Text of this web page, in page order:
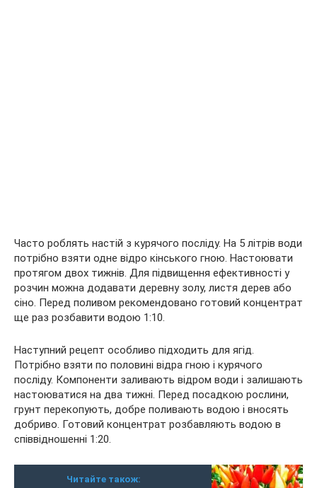
Часто роблять настій з курячого посліду. На 5 літрів води
потрібно взяти одне відро кінського гною. Настоювати
протягом двох тижнів. Для підвищення ефективності у
розчин можна додавати деревну золу, листя дерев або
сіно. Перед поливом рекомендовано готовий концентрат
ще раз розбавити водою 1:10.
Наступний рецепт особливо підходить для ягід.
Потрібно взяти по половині відра гною і курячого
посліду. Компоненти заливають відром води і залишають
настоюватися на два тижні. Перед посадкою рослини,
грунт перекопують, добре поливають водою і вносять
добриво. Готовий концентрат розбавляють водою в
співвідношенні 1:20.
Читайте також: